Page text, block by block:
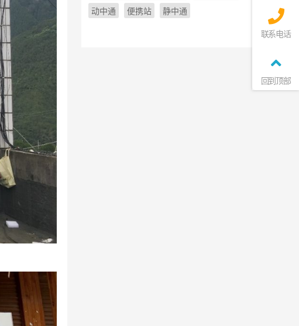
动中通
便携站 静中通
联系电话
回到顶部